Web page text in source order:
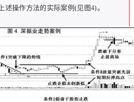
述操作方法的实际案例(见图4)。